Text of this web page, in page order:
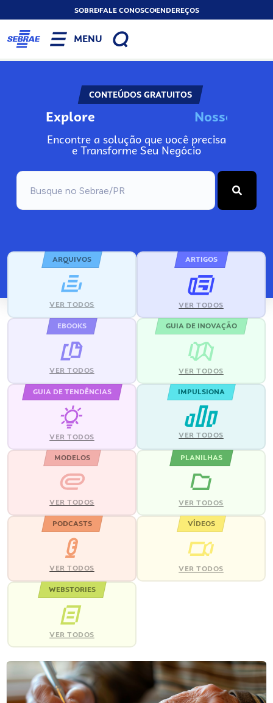
SOBREFALE CONOSCOENDEREÇOS
MENU
CONTEÚDOS GRATUITOS
Explore No
Encontre a solução que você precisa
e Transforme Seu Negócio
ARQUIVOS
VER TODOS
ARTIGOS
VER TODOS
EBOOKS
VER TODOS
GUIA DE INOVAÇÃO
VER TODOS
GUIA DE TENDÊNCIAS
VER TODOS
IMPULSIONA
VER TODOS
MODELOS
VER TODOS
PLANILHAS
VER TODOS
PODCASTS
VER TODOS
VÍDEOS
VER TODOS
WEBSTORIES
VER TODOS